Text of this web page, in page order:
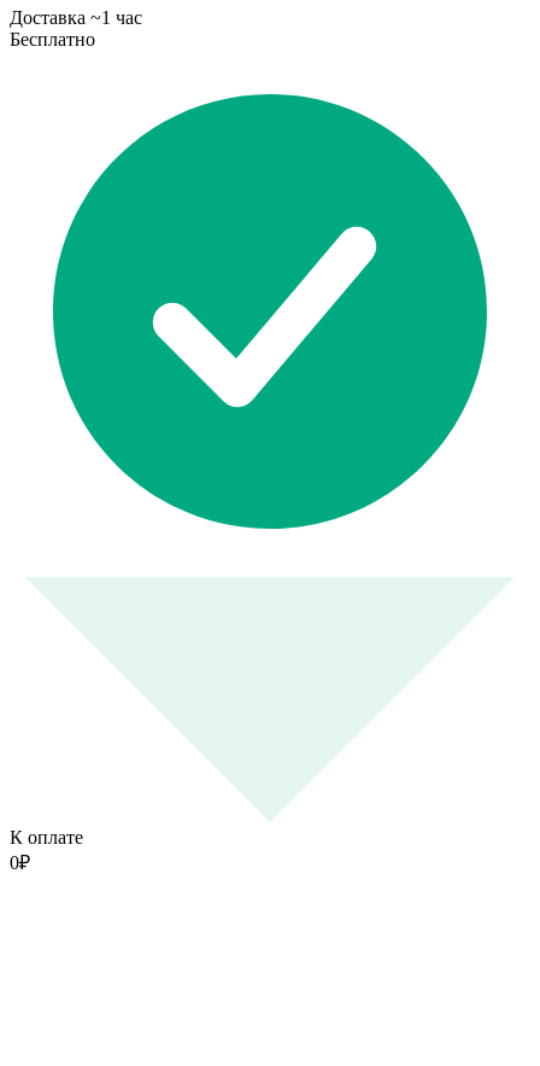
Доставка ~1 час
Бесплатно
К оплате
0₽